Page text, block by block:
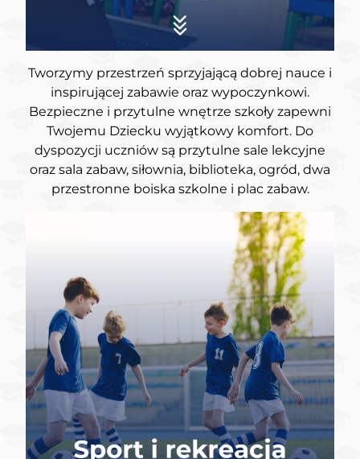
Tworzymy przestrzeń sprzyjającą dobrej nauce i
inspirującej zabawie oraz wypoczynkowi.
Bezpieczne i przytulne wnętrze szkoły zapewni
Twojemu Dziecku wyjątkowy komfort. Do
dyspozycji uczniów są przytulne sale lekcyjne
oraz sala zabaw, siłownia, biblioteka, ogród, dwa
przestronne boiska szkolne i plac zabaw.